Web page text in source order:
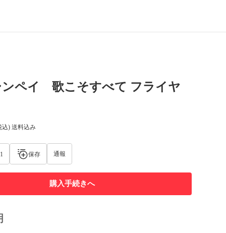
ペイ 歌こそすべて フライヤ
込) 送料込み
1 保存 通報
購入手続きへ